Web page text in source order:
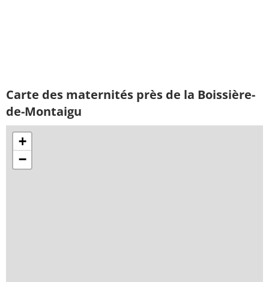
Carte des maternités près de la Boissière-
de-Montaigu
+
−